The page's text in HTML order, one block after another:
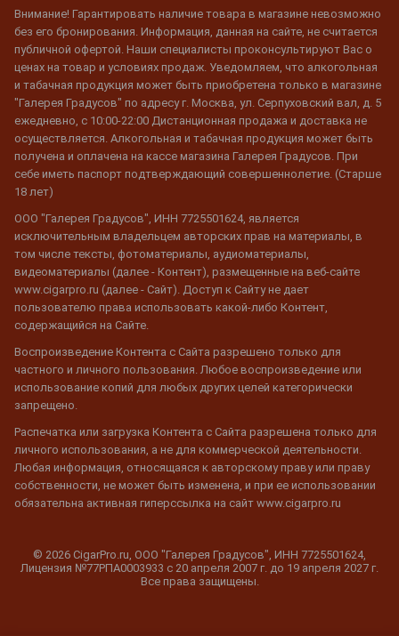
Внимание! Гарантировать наличие товара в магазине невозможно
без его бронирования. Информация, данная на сайте, не считается
публичной офертой. Наши специалисты проконсультируют Вас о
ценах на товар и условиях продаж. Уведомляем, что алкогольная
и табачная продукция может быть приобретена только в магазине
"Галерея Градусов" по адресу г. Москва, ул. Серпуховский вал, д. 5
ежедневно, с 10:00-22:00 Дистанционная продажа и доставка не
осуществляется. Алкогольная и табачная продукция может быть
получена и оплачена на кассе магазина Галерея Градусов. При
себе иметь паспорт подтверждающий совершеннолетие. (Старше
18 лет)
ООО "Галерея Градусов", ИНН 7725501624, является
исключительным владельцем авторских прав на материалы, в
том числе тексты, фотоматериалы, аудиоматериалы,
видеоматериалы (далее - Контент), размещенные на веб-сайте
www.cigarpro.ru (далее - Сайт). Доступ к Сайту не дает
пользователю права использовать какой-либо Контент,
содержащийся на Сайте.
Воспроизведение Контента с Сайта разрешено только для
частного и личного пользования. Любое воспроизведение или
использование копий для любых других целей категорически
запрещено.
Распечатка или загрузка Контента с Сайта разрешена только для
личного использования, а не для коммерческой деятельности.
Любая информация, относящаяся к авторскому праву или праву
собственности, не может быть изменена, и при ее использовании
обязательна активная гиперссылка на сайт www.cigarpro.ru
© 2026 CigarPro.ru, ООО "Галерея Градусов", ИНН 7725501624,
Лицензия №77РПА0003933 c 20 апреля 2007 г. до 19 апреля 2027 г.
Все права защищены.